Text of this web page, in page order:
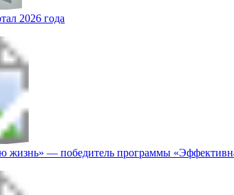
2026 года
— победитель программы